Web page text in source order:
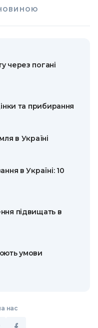
через погані
та прибирання
в Україні
в Україні: 10
підвищать в
умови
нас